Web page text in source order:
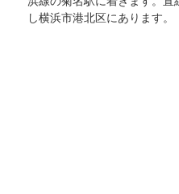
し横浜市港北区にあります。